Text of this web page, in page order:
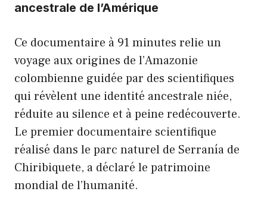
ancestrale de l’Amérique
Ce documentaire à 91 minutes relie un
voyage aux origines de l’Amazonie
colombienne guidée par des scientifiques
qui révèlent une identité ancestrale niée,
réduite au silence et à peine redécouverte.
Le premier documentaire scientifique
réalisé dans le parc naturel de Serranía de
Chiribiquete, a déclaré le patrimoine
mondial de l’humanité.